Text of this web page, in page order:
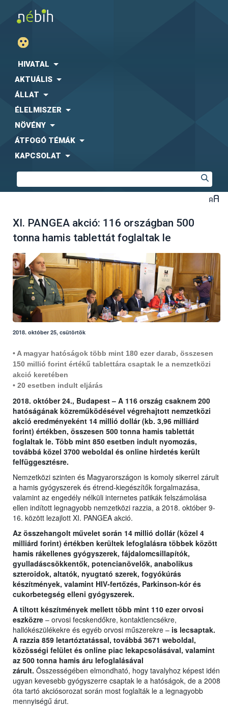
HIVATAL
AKTUÁLIS
ÁLLAT
ÉLELMISZER
NÖVÉNY
ÁTFOGÓ TÉMÁK
KAPCSOLAT
XI. PANGEA akció: 116 országban 500
tonna hamis tablettát foglaltak le
2018. október 25, csütörtök
• A magyar hatóságok több mint 180 ezer darab, összesen
150 millió forint értékű tablettára csaptak le a nemzetközi
akció keretében
• 20 esetben indult eljárás
2018. október 24., Budapest – A 116 ország csaknem 200
hatóságának közreműködésével végrehajtott nemzetközi
akció eredményeként 14 millió dollár (kb. 3,96 milliárd
forint) értékben, összesen 500 tonna hamis tablettát
foglaltak le. Több mint 850 esetben indult nyomozás,
továbbá közel 3700 weboldal és online hirdetés került
felfüggesztésre.
Nemzetközi szinten és Magyarországon is komoly sikerrel zárult
a hamis gyógyszerek és étrend-kiegészítők forgalmazása,
valamint az engedély nélküli internetes patikák felszámolása
ellen indított legnagyobb nemzetközi razzia, a 2018. október 9-
16. között lezajlott XI. PANGEA akció.
Az összehangolt művelet során 14 millió dollár (közel 4
milliárd forint) értékben kerültek lefoglalásra többek között
hamis rákellenes gyógyszerek, fájdalomcsillapítók,
gyulladáscsökkentők, potencianövelők, anabolikus
szteroidok, altatók, nyugtató szerek, fogyókúrás
készítmények, valamint HIV-fertőzés, Parkinson-kór és
cukorbetegség elleni gyógyszerek.
A tiltott készítmények mellett több mint 110 ezer orvosi
eszközre – orvosi fecskendőkre, kontaktlencsékre,
hallókészülékekre és egyéb orvosi műszerekre – is lecsaptak.
A razzia 859 letartóztatással, továbbá 3671 weboldal,
közösségi felület és online piac lekapcsolásával, valamint
az 500 tonna hamis áru lefoglalásával
zárult. Összességében elmondható, hogy tavalyhoz képest idén
ugyan kevesebb gyógyszerre csaptak le a hatóságok, de a 2008
óta tartó akciósorozat során most foglalták le a legnagyobb
mennyiségű árut.